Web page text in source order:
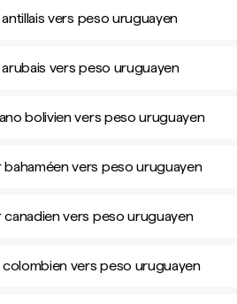
vers peso uruguayen
vers peso uruguayen
bolivien vers peso uruguayen
bahaméen vers peso uruguayen
canadien vers peso uruguayen
vers peso uruguayen